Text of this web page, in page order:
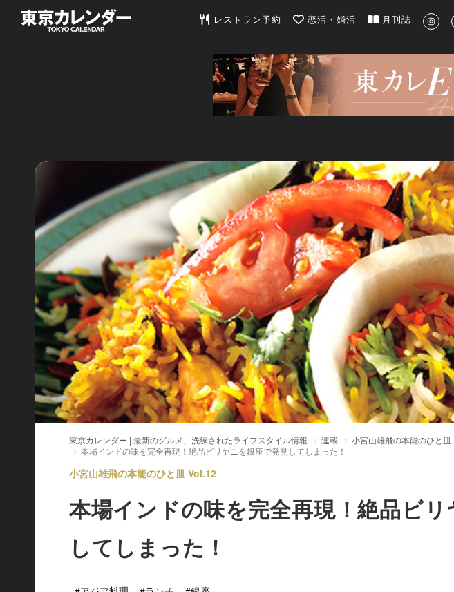
東京カレンダー | 最新のグルメ、洗練されたライフス
レストラン予約 恋活・婚活 月刊誌
東京カレンダー | 最新のグルメ、洗練されたライフスタイル情報 連載
小宮山雄飛の本能のひと皿
本場インドの味を完全再現！絶品ビリヤニを銀座で発見してしまった！
小宮山雄飛の本能のひと皿 Vol.12
本場インドの味を完全再現！絶品ビ
してしまった！